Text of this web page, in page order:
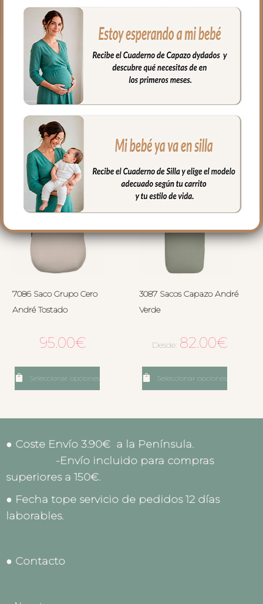
PRODUCTOS
RELACIONADOS
7086 Saco Grupo Cero
André Tostado
95.00€
Seleccionar opciones
3087 Sacos Capazo André
Verde
Desde: 82.00€
Seleccionar opciones
● Coste Envío 3.90€ a la Península.
-Envío incluido para compras
superiores a 150€.
● Fecha tope servicio de pedidos 12 días
laborables.
● Contacto